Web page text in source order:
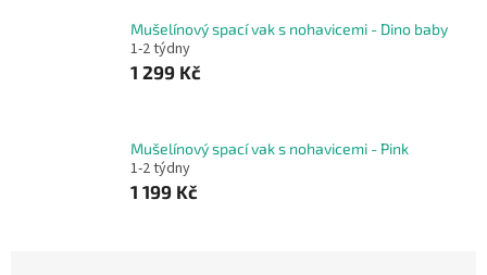
Mušelínový spací vak s nohavicemi - Dino baby
1-2 týdny
1 299 Kč
Mušelínový spací vak s nohavicemi - Pink
1-2 týdny
1 199 Kč